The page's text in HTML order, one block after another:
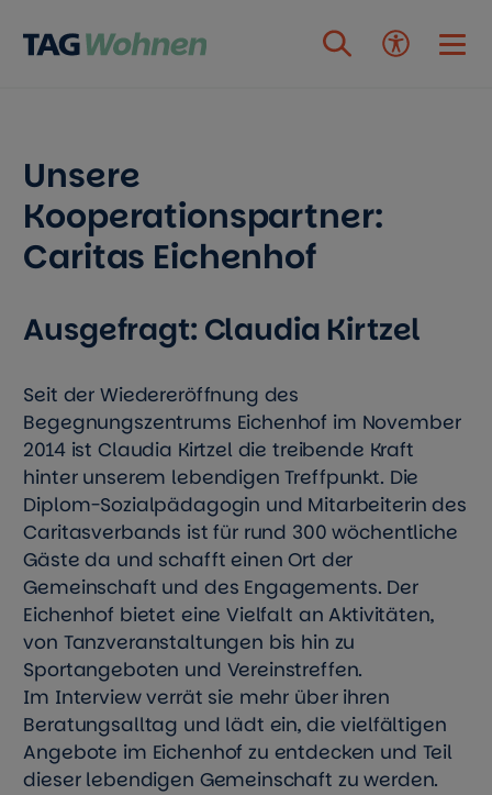
Unsere
Kooperationspartner:
Caritas Eichenhof
Ausgefragt: Claudia Kirtzel
Seit der Wiedereröffnung des
Begegnungszentrums Eichenhof im November
2014 ist Claudia Kirtzel die treibende Kraft
hinter unserem lebendigen Treffpunkt. Die
Diplom-Sozialpädagogin und Mitarbeiterin des
Caritasverbands ist für rund 300 wöchentliche
Gäste da und schafft einen Ort der
Gemeinschaft und des Engagements. Der
Eichenhof bietet eine Vielfalt an Aktivitäten,
von Tanzveranstaltungen bis hin zu
Sportangeboten und Vereinstreffen.
Im Interview verrät sie mehr über ihren
Beratungsalltag und lädt ein, die vielfältigen
Angebote im Eichenhof zu entdecken und Teil
dieser lebendigen Gemeinschaft zu werden.